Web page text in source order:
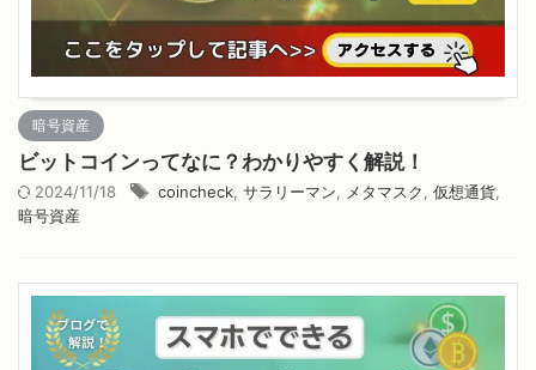
暗号資産
ビットコインってなに？わかりやすく解説！
2024/11/18 coincheck, サラリーマン, メタマスク, 仮想通貨,
暗号資産